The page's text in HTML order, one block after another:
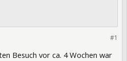
#1
Besuch vor ca. 4 Wochen war